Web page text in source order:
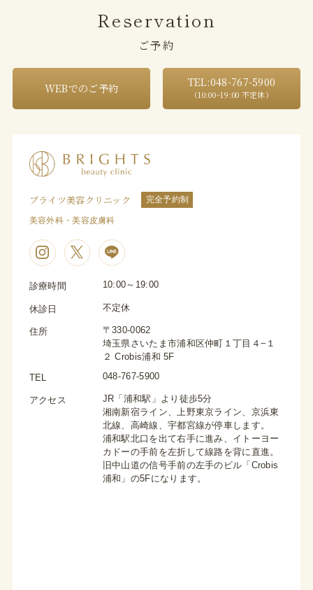
Reservation
ご予約
WEBでのご予約 TEL:048-767-5900
（10:00~19:00 不定休）
ブライツ美容クリニック 完全予約制
美容外科・美容皮膚科
診療時間 10:00～19:00
休診日 不定休
住所
〒330-0062
埼玉県さいたま市浦和区仲町１丁目４−１
２ Crobis浦和 5F
TEL 048-767-5900
アクセス
JR「浦和駅」より徒歩5分
湘南新宿ライン、上野東京ライン、京浜東
北線、高崎線、宇都宮線が停車します。
浦和駅北口を出て右手に進み、イトーヨー
カドーの手前を左折して線路を背に直進。
旧中山道の信号手前の左手のビル「Crobis
浦和」の5Fになります。